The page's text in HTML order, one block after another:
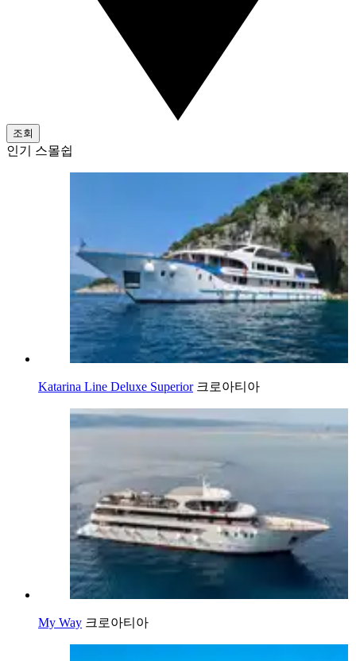
조회
인기 스몰쉽
Katarina Line Deluxe Superior 크로아티아
My Way 크로아티아